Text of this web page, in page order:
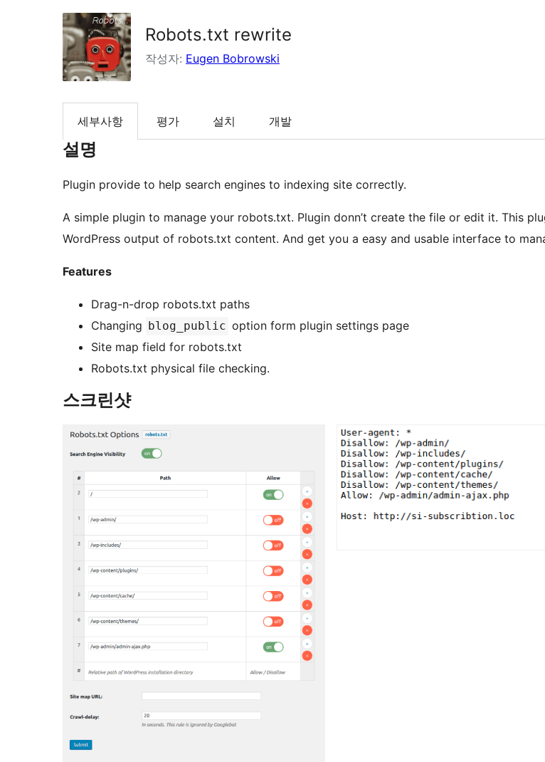
Robots.txt rewrite
작성자: Eugen Bobrowski
세부사항 평가 설치 개발
설명
Plugin provide to help search engines to indexing site correctly.
A simple plugin to manage your robots.txt. Plugin donn’t create the file or edit it. This
WordPress output of robots.txt content. And get you a easy and usable interface to
Features
Drag-n-drop robots.txt paths
Changing blog_public option form plugin settings page
Site map field for robots.txt
Robots.txt physical file checking.
스크린샷